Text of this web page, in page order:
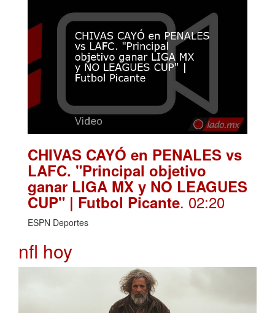
CHIVAS CAYÓ en PENALES vs
LAFC. "Principal objetivo
ganar LIGA MX y NO LEAGUES
CUP" | Futbol Picante. 02:20
ESPN Deportes
nfl hoy